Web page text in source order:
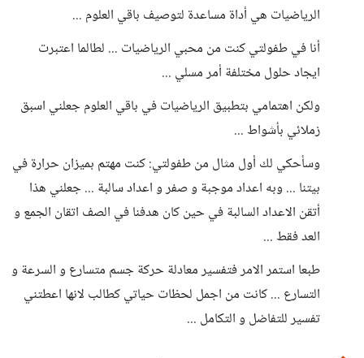
الرياضيات هي أداة مساعدة لتوصيف باقي العلوم ...
أنا في طفولتي كنت من محبي الرياضيات ... لطالما اعتبرت
ايجاد حلول مختلفة أمر مسلي ...
ولكن اهتمامي بتطبيق الرياضيات في باقي العلوم جعلني اسبق
زملائي بأشواط ...
وسأحكي لك أول مثال من طفولتي: كنت مهتم بميزان حرارة في
بيتنا ... وبه اعداد موجبة و صفر و اعداد سالبة ... جعلني هذا
أتقن الاعداد السالبة في حين كان هدفنا في الصف اتقان الجمع و
العد فقط ...
طبعا استمر الامر فتفسير معادلة حركة جسم متسارع و السرعة و
التسارع ... كانت من اجمل لحظات حياتي كطالب لانها اعطتني
تفسير للتفاضل و التكامل ...